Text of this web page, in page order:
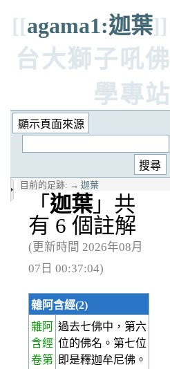
[[agama1:迦葉]]
台大獅子吼佛
學專站
目前的足跡: → 迦葉
「 迦葉 」共
有 6 個註解
(更新時間 2026年08月
07日 00:37:04)
雜阿含經(2)
雜阿
含經
卷第
過去七佛中，第六
位的佛名。第七位
即是釋迦牟尼佛。